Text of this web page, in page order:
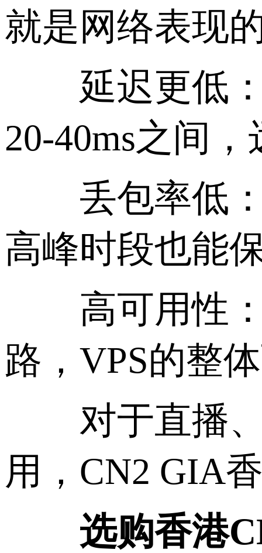
就是网络表现
延迟更低：
20-40ms之间
丢包率低：
高峰时段也能
高可用性：
路，VPS的整
对于直播、
用，CN2 GIA
选购香港